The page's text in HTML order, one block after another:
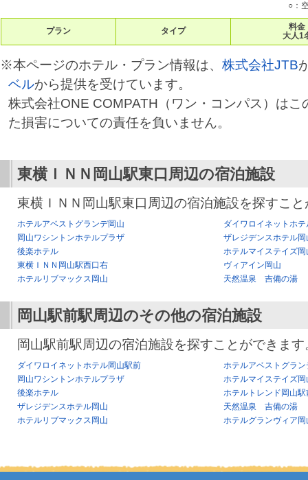
○：
プラン タイプ
料金
大人1
※本ページのホテル・プラン情報は、 株式会社JTB
ベルから提供を受けています。
株式会社ONE COMPATH（ワン・コンパス）はこ
た損害についての責任を負いません。
東横ＩＮＮ岡山駅東口周辺の宿泊施設
東横ＩＮＮ岡山駅東口周辺の宿泊施設を探すこ
ホテルアベストグランデ岡山
ダイワロイネットホ
岡山ワシントンホテルプラザ
ザレジデンスホテル岡
後楽ホテル
ホテルマイステイズ岡
東横ＩＮＮ岡山駅西口右
ヴィアイン岡山
ホテルリブマックス岡山
天然温泉 吉備の湯
岡山駅前駅周辺のその他の宿泊施設
岡山駅前駅周辺の宿泊施設を探すことができます
ダイワロイネットホテル岡山駅前
ホテルアベストグラン
岡山ワシントンホテルプラザ
ホテルマイステイズ岡
後楽ホテル
ホテルトレンド岡山駅
ザレジデンスホテル岡山
天然温泉 吉備の湯
ホテルリブマックス岡山
ホテルグランヴィア岡